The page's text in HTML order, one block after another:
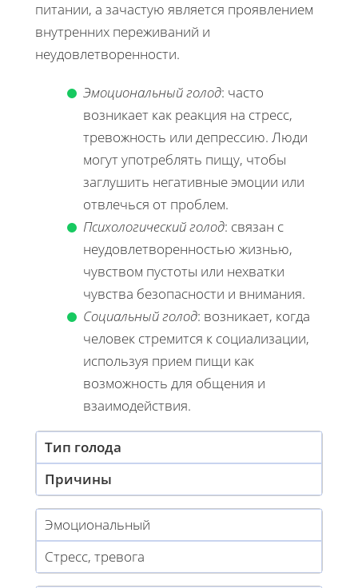
питании, а зачастую является проявлением
внутренних переживаний и
неудовлетворенности.
Эмоциональный голод: часто
возникает как реакция на стресс,
тревожность или депрессию. Люди
могут употреблять пищу, чтобы
заглушить негативные эмоции или
отвлечься от проблем.
Психологический голод: связан с
неудовлетворенностью жизнью,
чувством пустоты или нехватки
чувства безопасности и внимания.
Социальный голод: возникает, когда
человек стремится к социализации,
используя прием пищи как
возможность для общения и
взаимодействия.
Тип голода
Причины
Эмоциональный
Стресс, тревога